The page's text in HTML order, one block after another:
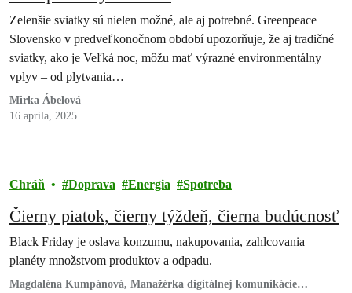
Zelenšie sviatky sú nielen možné, ale aj potrebné. Greenpeace
Slovensko v predveľkonočnom období upozorňuje, že aj tradičné
sviatky, ako je Veľká noc, môžu mať výrazné environmentálny
vplyv – od plytvania…
Mirka Ábelová
16 apríla, 2025
Chráň Doprava Energia Spotreba
Čierny piatok, čierny týždeň, čierna budúcnosť
Black Friday je oslava konzumu, nakupovania, zahlcovania
planéty množstvom produktov a odpadu.
Magdaléna Kumpánová, Manažérka digitálnej komunikácie